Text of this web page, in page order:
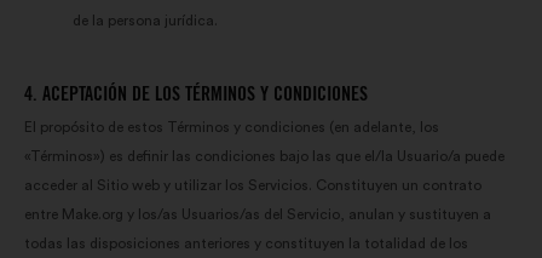
de la persona jurídica.
4. ACEPTACIÓN DE LOS TÉRMINOS Y CONDICIONES
El propósito de estos Términos y condiciones (en adelante, los
«Términos») es definir las condiciones bajo las que el/la Usuario/a puede
acceder al Sitio web y utilizar los Servicios. Constituyen un contrato
entre Make.org y los/as Usuarios/as del Servicio, anulan y sustituyen a
todas las disposiciones anteriores y constituyen la totalidad de los